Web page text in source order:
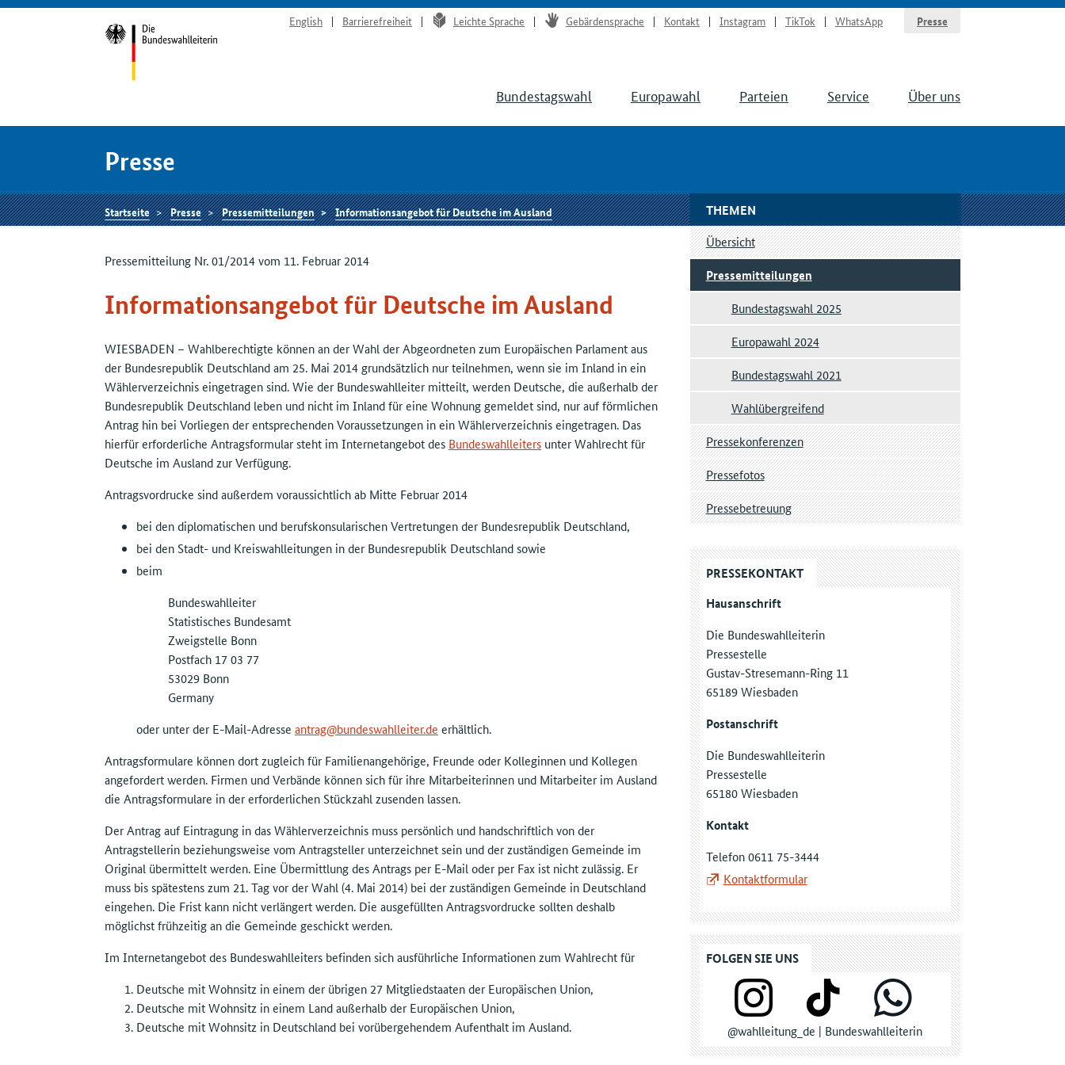
English Barrierefreiheit Leichte Sprache Gebärdensprache Kontakt Instagram TikTok WhatsApp Presse
Bundestagswahl Europawahl Parteien Service Über uns
Presse
Startseite Presse Pressemitteilungen Informationsangebot für Deutsche im Ausland
Pressemitteilung Nr. 01/2014 vom 11. Februar 2014
Informationsangebot für Deutsche im Ausland
WIESBADEN – Wahlberechtigte können an der Wahl der Abgeordneten zum Europäischen Parlament aus
der Bundesrepublik Deutschland am 25. Mai 2014 grundsätzlich nur teilnehmen, wenn sie im Inland in ein
Wählerverzeichnis eingetragen sind. Wie der Bundeswahlleiter mitteilt, werden Deutsche, die außerhalb der
Bundesrepublik Deutschland leben und nicht im Inland für eine Wohnung gemeldet sind, nur auf förmlichen
Antrag hin bei Vorliegen der entsprechenden Voraussetzungen in ein Wählerverzeichnis eingetragen. Das
hierfür erforderliche Antragsformular steht im Internetangebot des Bundeswahlleiters unter Wahlrecht für
Deutsche im Ausland zur Verfügung.
Antragsvordrucke sind außerdem voraussichtlich ab Mitte Februar 2014
bei den diplomatischen und berufskonsularischen Vertretungen der Bundesrepublik Deutschland,
bei den Stadt- und Kreiswahlleitungen in der Bundesrepublik Deutschland sowie
beim
Bundeswahlleiter
Statistisches Bundesamt
Zweigstelle Bonn
Postfach 17 03 77
53029 Bonn
Germany
oder unter der E-Mail-Adresse antrag@bundeswahlleiter.de erhältlich.
Antragsformulare können dort zugleich für Familienangehörige, Freunde oder Kolleginnen und Kollegen
angefordert werden. Firmen und Verbände können sich für ihre Mitarbeiterinnen und Mitarbeiter im Ausland
die Antragsformulare in der erforderlichen Stückzahl zusenden lassen.
Der Antrag auf Eintragung in das Wählerverzeichnis muss persönlich und handschriftlich von der
Antragstellerin beziehungsweise vom Antragsteller unterzeichnet sein und der zuständigen Gemeinde im
Original übermittelt werden. Eine Übermittlung des Antrags per E-Mail oder per Fax ist nicht zulässig. Er
muss bis spätestens zum 21. Tag vor der Wahl (4. Mai 2014) bei der zuständigen Gemeinde in Deutschland
eingehen. Die Frist kann nicht verlängert werden. Die ausgefüllten Antragsvordrucke sollten deshalb
möglichst frühzeitig an die Gemeinde geschickt werden.
Im Internetangebot des Bundeswahlleiters befinden sich ausführliche Informationen zum Wahlrecht für
Deutsche mit Wohnsitz in einem der übrigen 27 Mitgliedstaaten der Europäischen Union,
Deutsche mit Wohnsitz in einem Land außerhalb der Europäischen Union,
Deutsche mit Wohnsitz in Deutschland bei vorübergehendem Aufenthalt im Ausland.
THEMEN
Übersicht
Pressemitteilungen
Bundestagswahl 2025
Europawahl 2024
Bundestagswahl 2021
Wahlübergreifend
Pressekonferenzen
Pressefotos
Pressebetreuung
PRESSEKONTAKT
Hausanschrift
Die Bundeswahlleiterin
Pressestelle
Gustav-Stresemann-Ring 11
65189 Wiesbaden
Postanschrift
Die Bundeswahlleiterin
Pressestelle
65180 Wiesbaden
Kontakt
Telefon 0611 75-3444
Kontaktformular
FOLGEN SIE UNS
@wahlleitung_de | Bundeswahlleiterin